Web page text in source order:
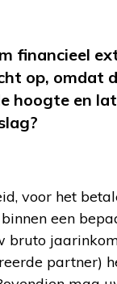
financieel
op, omdat
hoogte en
voor het
een
bruto
partner)